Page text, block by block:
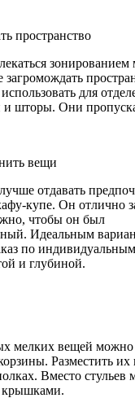
пространство
зонированием
для
и шторы. Они
вещи
отдавать
купе. Он отлично
чтобы он был
Идеальным
по
и глубиной.
мелких вещей можно
Разместить их
Вместо стульев